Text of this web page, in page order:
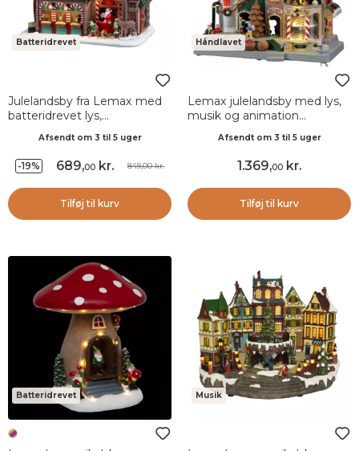
Batteridrevet
Julelandsby fra Lemax med
batteridrevet lys,
Afsendt om 3 til 5 uger
-19% 689,00kr. 849,00 kr.
Tilføj til kurv
Håndlavet
Lemax julelandsby med lys,
musik og animation
Afsendt om 3 til 5 uger
1.369,00 kr.
Tilføj til kurv
Batteridrevet Musik